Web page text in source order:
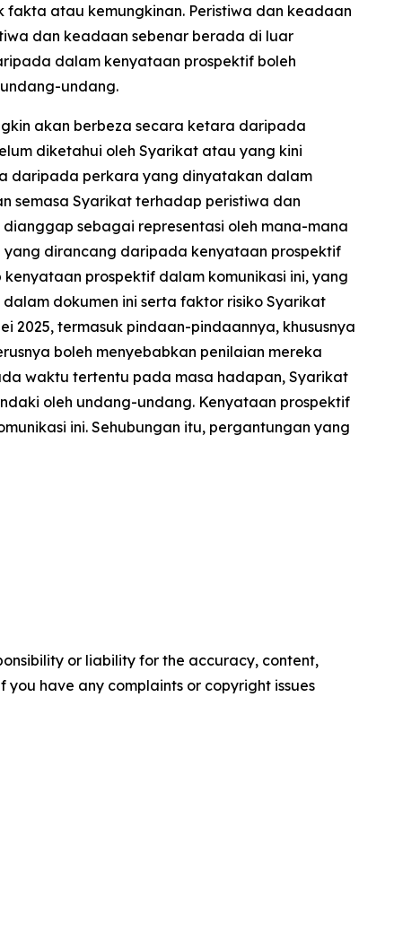
atau kemungkinan. Peristiwa dan keadaan
dan keadaan sebenar berada di luar
dalam kenyataan prospektif boleh
undang.
akan berbeza secara ketara daripada
diketahui oleh Syarikat atau yang kini
daripada perkara yang dinyatakan dalam
semasa Syarikat terhadap peristiwa dan
sebagai representasi oleh mana-mana
dirancang daripada kenyataan prospektif
prospektif dalam komunikasi ini, yang
dokumen ini serta faktor risiko Syarikat
2025, termasuk pindaan-pindaannya, khususnya
boleh menyebabkan penilaian mereka
waktu tertentu pada masa hadapan, Syarikat
oleh undang-undang. Kenyataan prospektif
ini. Sehubungan itu, pergantungan yang
or liability for the accuracy, content,
have any complaints or copyright issues